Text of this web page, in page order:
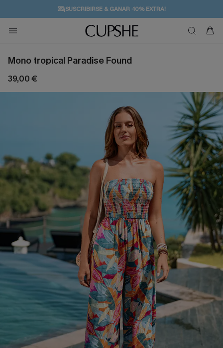
💌¡SUSCRIBIRSE & GANAR -10% EXTRA!
🚚ENVÍO GRATUITO A PARTIR DE 49 € >>
Mono tropical Paradise Found
39,00 €